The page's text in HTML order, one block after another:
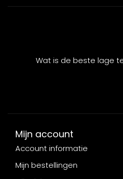
Wat is de beste lage
Mijn account
Account informatie
Mijn bestellingen